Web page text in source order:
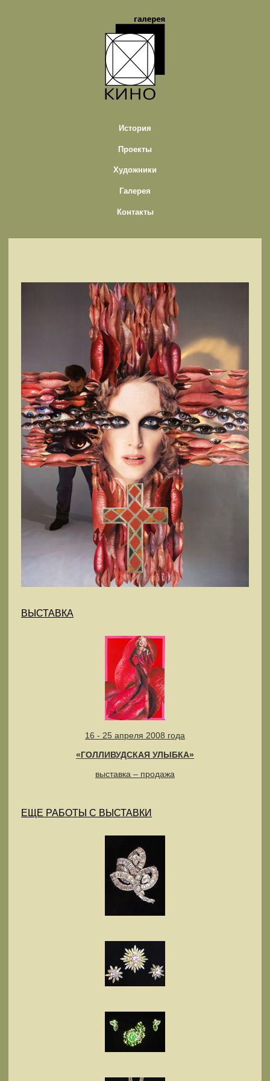
История
Проекты
Художники
Галерея
Контакты
ВЫСТАВКА
16 - 25 апреля 2008 года
«ГОЛЛИВУДСКАЯ УЛЫБКА»
выставка – продажа
ЕЩЕ РАБОТЫ С ВЫСТАВКИ